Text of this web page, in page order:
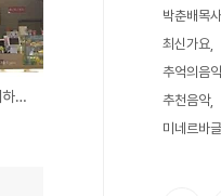
[달콤커피] 이광수와 함께하는 허니몽 만들기
박춘배목사
최신가요
추억의음악
추천음악
미네르바